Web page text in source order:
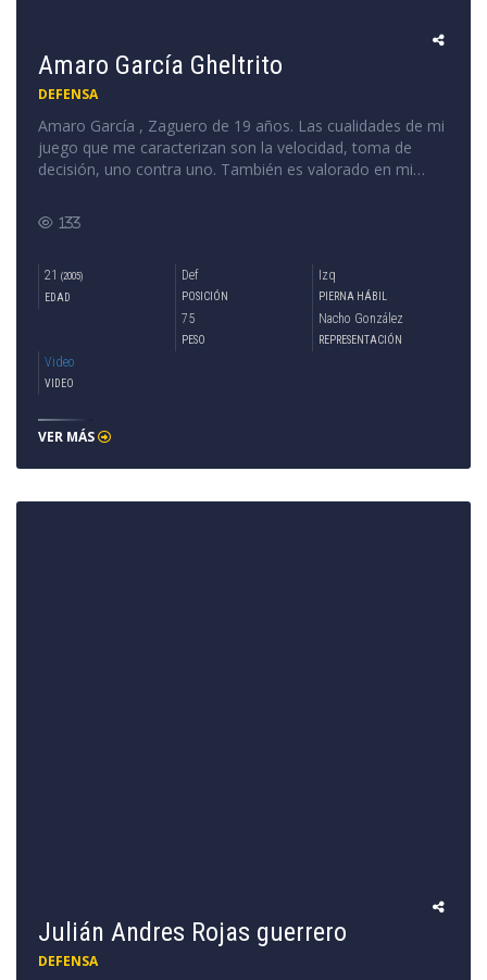
Amaro García Gheltrito
DEFENSA
Amaro García , Zaguero de 19 años. Las cualidades de mi
juego que me caracterizan son la velocidad, toma de
decisión, uno contra uno. También es valorado en mi
adaptarme por ambos lados.
133
21 (2005)
EDAD
Def
POSICIÓN
Izq
PIERNA HÁBIL
75
PESO
Nacho González
REPRESENTACIÓN
Video
VIDEO
VER MÁS
Julián Andres Rojas guerrero
DEFENSA